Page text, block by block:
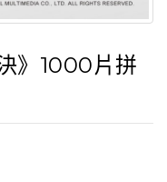
》1000片拼